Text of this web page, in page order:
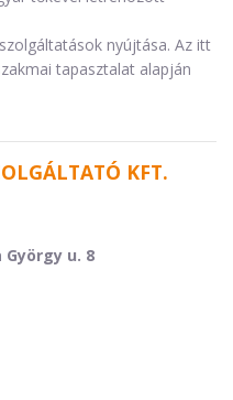
nyújtása. Az itt
tapasztalat alapján
KFT.
György u. 8